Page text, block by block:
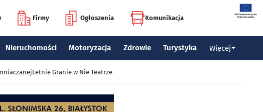
Firmy Ogłoszenia Komunikacja
Nieruchomości Motoryzacja Zdrowie Turystyka Więcej
Letnie Granie w Nie Teatrze